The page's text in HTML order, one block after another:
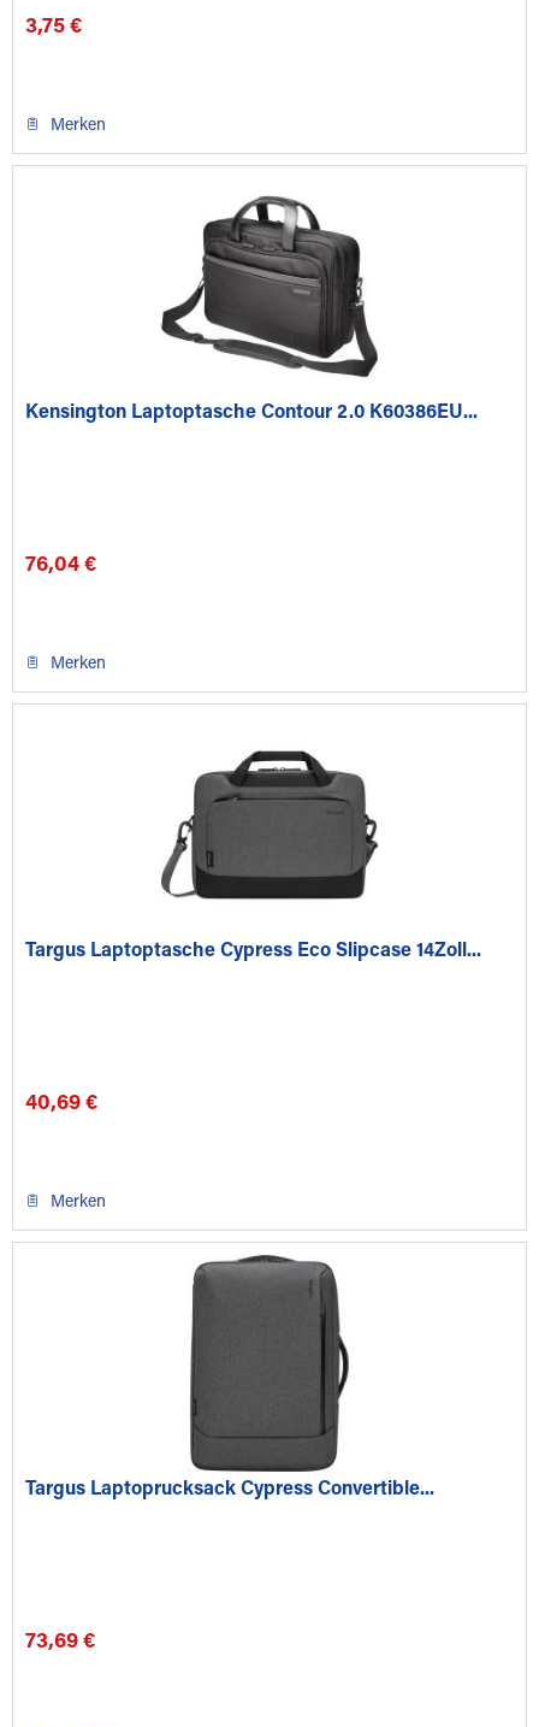
3,75 €
Merken
Kensington Laptoptasche Contour 2.0 K60386EU...
76,04 €
Merken
Targus Laptoptasche Cypress Eco Slipcase 14Zoll...
40,69 €
Merken
Targus Laptoprucksack Cypress Convertible...
73,69 €